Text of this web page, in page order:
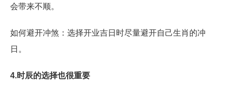
会带来不顺。
如何避开冲煞：选择开业吉日时尽量避开自己生肖的冲
日。
4.时辰的选择也很重要